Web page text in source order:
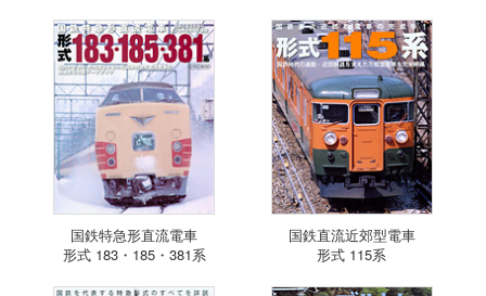
国鉄特急形直流電車
形式 183・185・381系
国鉄直流近郊型電車
形式 115系